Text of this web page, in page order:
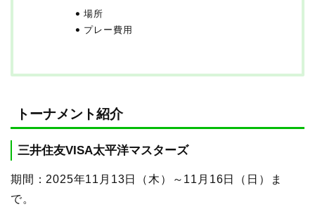
場所
プレー費用
トーナメント紹介
三井住友VISA太平洋マスターズ
期間：2025年11月13日（木）～11月16日（日）ま
で。